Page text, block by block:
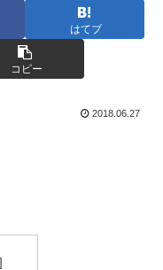
はてブ
コピー
2018.06.27